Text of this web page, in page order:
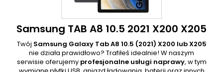
Samsung TAB A8 10.5 2021 X200 X205
Twój Samsung Galaxy Tab A8 10.5 (2021) X200 lub X205
nie działa prawidłowo? Trafiłeś idealnie! W naszym
serwisie oferujemy profesjonalne usługi naprawy, w tym